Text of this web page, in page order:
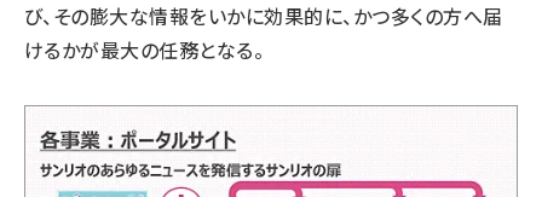
び、その膨大な情報をいかに効果的に、かつ多くの方へ届
けるかが最大の任務となる。